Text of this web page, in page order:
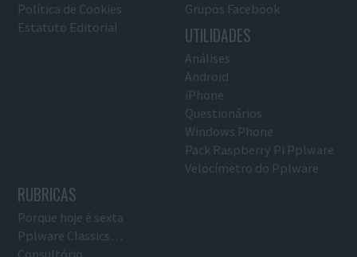
Política de Cookies
Estatuto Editorial
Grupos Facebook
UTILIDADES
Análises
Android
iPhone
Questionários
Windows Phone
Pack Raspberry Pi Pplware
Velocímetro do Pplware
RUBRICAS
Porque hoje é sexta
Pplware Classics…